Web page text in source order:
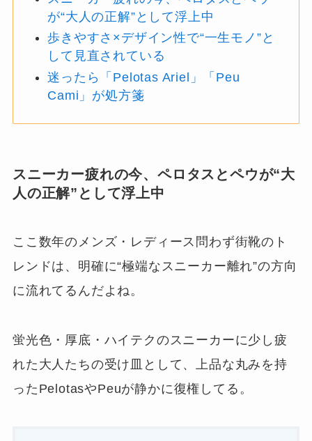
が“大人の正解”として浮上中
歩きやすさ×デザイン性で“一生モノ”と
して見直されている
迷ったら「Pelotas Ariel」「Peu
Cami」が処方箋
スニーカー疲れの今、ペロタスとペウが“大
人の正解”として浮上中
ここ数年のメンズ・レディース問わず街靴のト
レンドは、明確に“極端なスニーカー離れ”の方向
に流れてるんだよね。
蛍光色・厚底・ハイテクのスニーカーに少し疲
れた大人たちの受け皿として、上品な丸みを持
ったPelotasやPeuが静かに復権してる。